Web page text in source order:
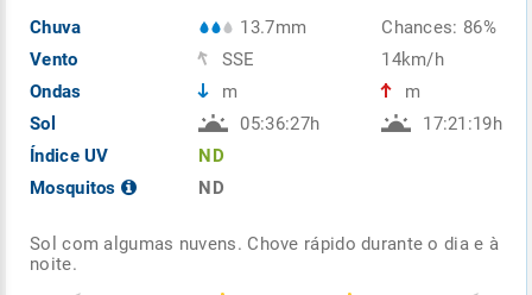
Chuva
Vento
Ondas
Sol
Índice UV
Mosquitos
13.7mm
SSE
m
05:36:27h
ND
ND
Chances: 86%
14km/h
m
17:21:19h
Sol com algumas nuvens. Chove rápido durante o dia e à
noite.